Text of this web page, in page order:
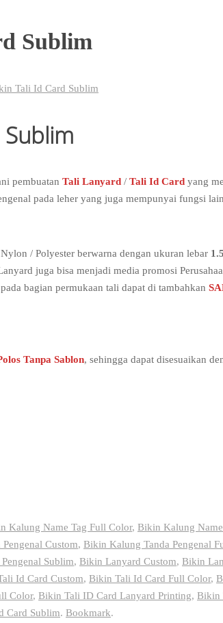
Sublim
Tali Id Card Sublim
pembuatan Tali Lanyard / Tali Id Card yang
pada leher yang juga mempunyai fungsi
/ Polyester berwarna dengan ukuran lebar
juga bisa menjadi media promosi
bagian permukaan tali dapat di tambahkan
Tanpa Sablon, sehingga dapat disesuaikan
Kalung Name Tag Full Color, Bikin Kalung
Custom, Bikin Kalung Tanda Pengenal
Sublim, Bikin Lanyard Custom, Bikin
Id Card Custom, Bikin Tali Id Card Full Color,
Color, Bikin Tali ID Card Lanyard Printing, Bikin
Card Sublim. Bookmark.